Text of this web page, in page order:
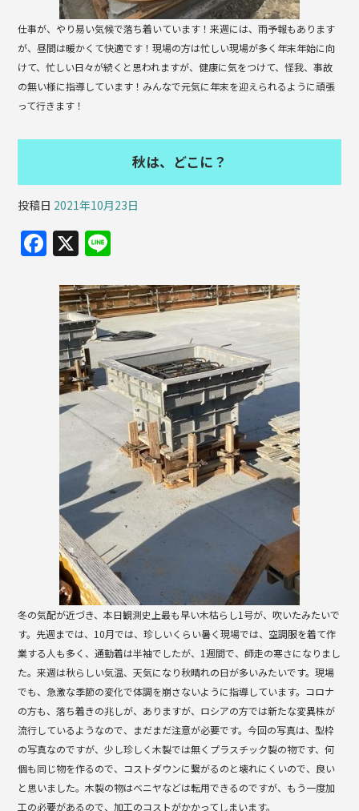
仕事が、やり易い気候で落ち着いています！来週には、雨予報もあります
が、昼間は暖かくて快適です！現場の方は忙しい現場が多く年末年始に向
けて、忙しい日々が続くと思われますが、健康に気をつけて、怪我、事故
の無い様に指導しています！みんなで元気に年末を迎えられるように頑張
って行きます！
秋は、どこに？
投稿日 2021年10月23日
F
c
e
b
o
o
k
X
e
冬の気配が近づき、本日観測史上最も早い木枯らし1号が、吹いたみたいで
す。先週までは、10月では、珍しいくらい暑く現場では、空調服を着て作
業する人も多く、通勤着は半袖でしたが、1週間で、師走の寒さになりまし
た。来週は秋らしい気温、天気になり秋晴れの日が多いみたいです。現場
でも、急激な季節の変化で体調を崩さないように指導しています。コロナ
の方も、落ち着きの兆しが、ありますが、ロシアの方では新たな変異株が
流行しているようなので、まだまだ注意が必要です。今回の写真は、型枠
の写真なのですが、少し珍しく木製では無くプラスチック製の物です、何
個も同じ物を作るので、コストダウンに繋がるのと壊れにくいので、良い
と思いました。木製の物はベニヤなどは転用できるのですが、もう一度加
工の必要があるので、加工のコストがかかってしまいます。